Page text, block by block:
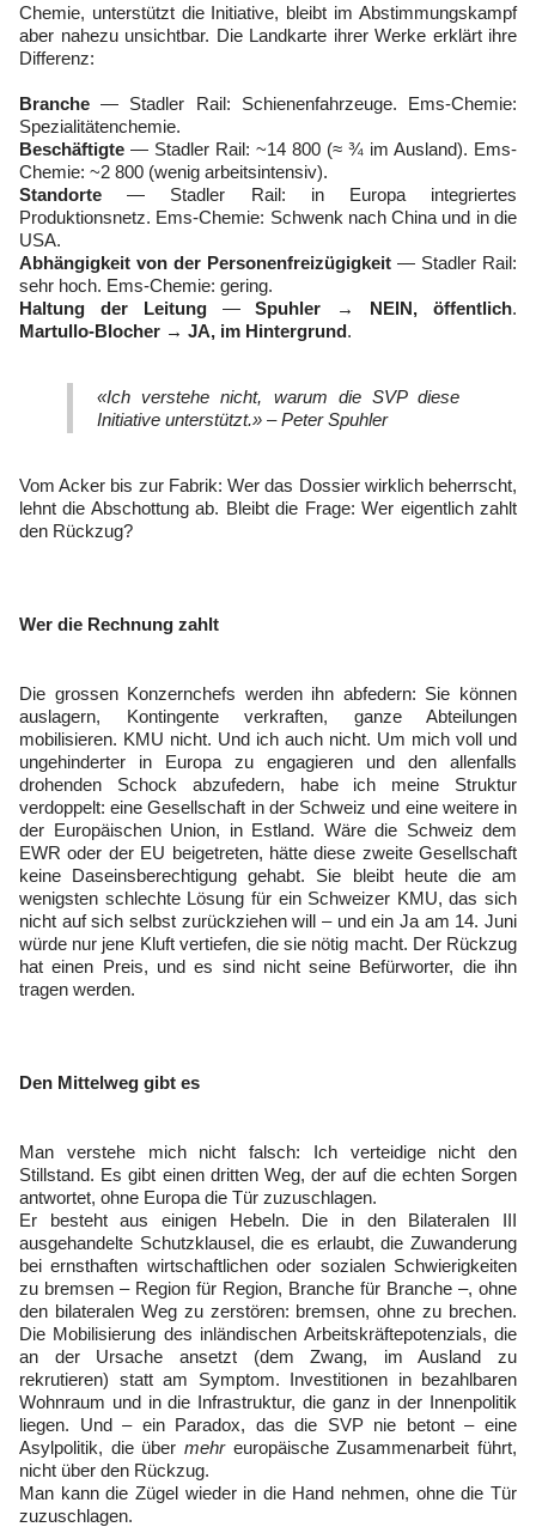
Chemie, unterstützt die Initiative, bleibt im Abstimmungskampf
aber nahezu unsichtbar. Die Landkarte ihrer Werke erklärt ihre
Differenz:
Branche — Stadler Rail: Schienenfahrzeuge. Ems-Chemie:
Spezialitätenchemie.
Beschäftigte — Stadler Rail: ~14 800 (≈ ¾ im Ausland). Ems-
Chemie: ~2 800 (wenig arbeitsintensiv).
Standorte — Stadler Rail: in Europa integriertes
Produktionsnetz. Ems-Chemie: Schwenk nach China und in die
USA.
Abhängigkeit von der Personenfreizügigkeit — Stadler Rail:
sehr hoch. Ems-Chemie: gering.
Haltung der Leitung—Spuhler → NEIN, öffentlich.
Martullo-Blocher → JA, im Hintergrund.
«Ich verstehe nicht, warum die SVP diese
Initiative unterstützt.» – Peter Spuhler
Vom Acker bis zur Fabrik: Wer das Dossier wirklich beherrscht,
lehnt die Abschottung ab. Bleibt die Frage: Wer eigentlich zahlt
den Rückzug?
Wer die Rechnung zahlt
Die grossen Konzernchefs werden ihn abfedern: Sie können
auslagern, Kontingente verkraften, ganze Abteilungen
mobilisieren. KMU nicht. Und ich auch nicht. Um mich voll und
ungehinderter in Europa zu engagieren und den allenfalls
drohenden Schock abzufedern, habe ich meine Struktur
verdoppelt: eine Gesellschaft in der Schweiz und eine weitere in
der Europäischen Union, in Estland. Wäre die Schweiz dem
EWR oder der EU beigetreten, hätte diese zweite Gesellschaft
keine Daseinsberechtigung gehabt. Sie bleibt heute die am
wenigsten schlechte Lösung für ein Schweizer KMU, das sich
nicht auf sich selbst zurückziehen will – und ein Ja am 14. Juni
würde nur jene Kluft vertiefen, die sie nötig macht. Der Rückzug
hat einen Preis, und es sind nicht seine Befürworter, die ihn
tragen werden.
Den Mittelweg gibt es
Man verstehe mich nicht falsch: Ich verteidige nicht den
Stillstand. Es gibt einen dritten Weg, der auf die echten Sorgen
antwortet, ohne Europa die Tür zuzuschlagen.
Er besteht aus einigen Hebeln. Die in den Bilateralen III
ausgehandelte Schutzklausel, die es erlaubt, die Zuwanderung
bei ernsthaften wirtschaftlichen oder sozialen Schwierigkeiten
zu bremsen – Region für Region, Branche für Branche –, ohne
den bilateralen Weg zu zerstören: bremsen, ohne zu brechen.
Die Mobilisierung des inländischen Arbeitskräftepotenzials, die
an der Ursache ansetzt (dem Zwang, im Ausland zu
rekrutieren) statt am Symptom. Investitionen in bezahlbaren
Wohnraum und in die Infrastruktur, die ganz in der Innenpolitik
liegen. Und – ein Paradox, das die SVP nie betont – eine
Asylpolitik, die über mehreuropäische Zusammenarbeit führt,
nicht über den Rückzug.
Man kann die Zügel wieder in die Hand nehmen, ohne die Tür
zuzuschlagen.